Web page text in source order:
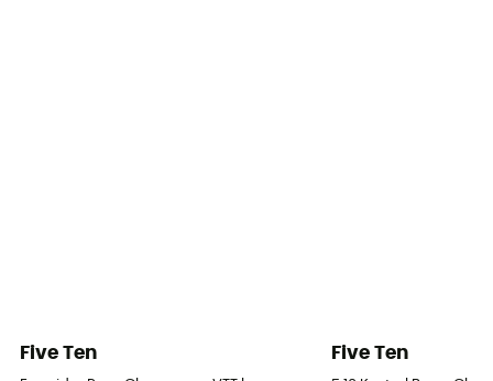
Five Ten Five Ten